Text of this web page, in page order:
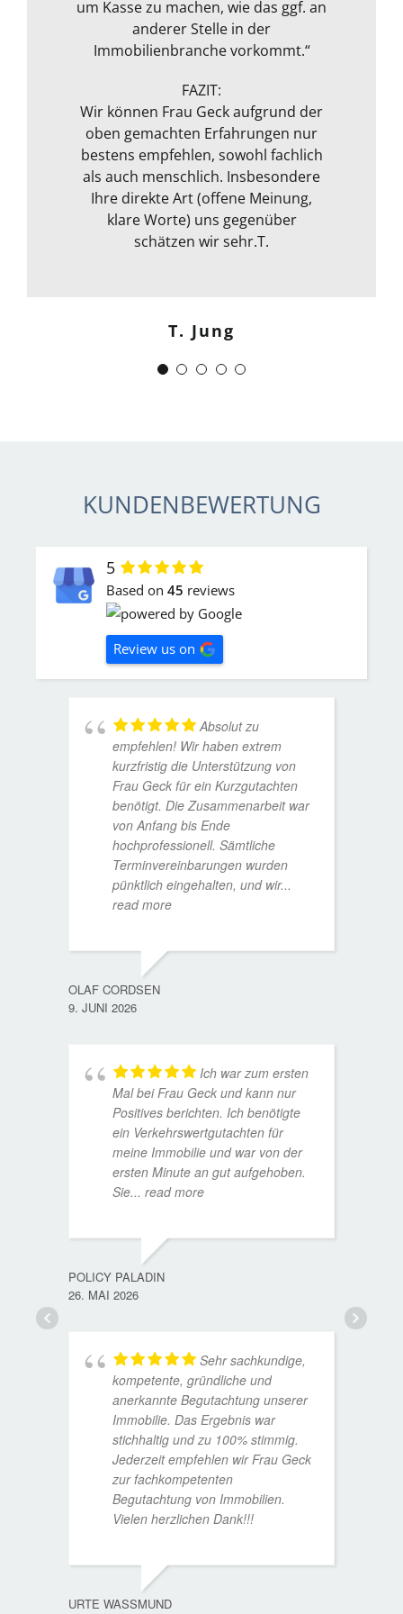
um Kasse zu machen, wie das ggf. an
anderer Stelle in der
Immobilienbranche vorkommt.“
FAZIT:
Wir können Frau Geck aufgrund der
oben gemachten Erfahrungen nur
bestens empfehlen, sowohl fachlich
als auch menschlich. Insbesondere
Ihre direkte Art (offene Meinung,
klare Worte) uns gegenüber
schätzen wir sehr.T.
T. Jung
und bewertet. Ausgestattet mit
Messgerät zur Feuchtmessung
entgeht ihrem geschultem Auge
angeboten wird, rundet sie durch
ihre fachliche Kompetenz ab. Termin
war auch sehr kurzfristig und
spontan machbar. Die
Kommunikation war auch bestens .
Egal ob email Telefon etc… Alles in
allem kann ich sie nur
weiterempfehlen. Weiter so !
J. Schwaber
rundeten das Paket zum
transparenten Preis ab! Vielen
Dank!“
Frank Dettenbach
KUNDENBEWERTUNG
5
Based on 45 reviews
Review us on
Absolut zu
empfehlen! Wir haben extrem
kurzfristig die Unterstützung von
Frau Geck für ein Kurzgutachten
benötigt. Die Zusammenarbeit war
von Anfang bis Ende
hochprofessionell. Sämtliche
Terminvereinbarungen wurden
pünktlich eingehalten, und wir...
read more
OLAF CORDSEN
9. JUNI 2026
Ich war zum ersten
Mal bei Frau Geck und kann nur
Positives berichten. Ich benötigte
ein Verkehrswertgutachten für
meine Immobilie und war von der
ersten Minute an gut aufgehoben.
Sie... read more
POLICY PALADIN
26. MAI 2026
Sehr sachkundige,
kompetente, gründliche und
anerkannte Begutachtung unserer
Immobilie. Das Ergebnis war
stichhaltig und zu 100% stimmig.
Jederzeit empfehlen wir Frau Geck
zur fachkompetenten
Begutachtung von Immobilien.
Vielen herzlichen Dank!!!
URTE WASSMUND